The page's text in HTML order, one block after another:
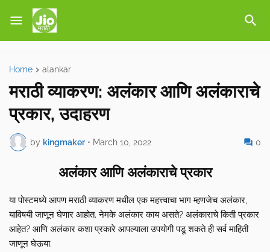
Home alankar
मराठी व्याकरण: अलंकार आणि अलंकाराचे
प्रकार, उदाहरण
by kingmaker • March 10, 2022 0
अलंकार आणि अलंकाराचे प्रकार
या पोस्टमध्ये आपण मराठी व्याकरण मधील एक महत्त्वाचा भाग म्हणजेच अलंकार,
याविषयी जाणून घेणार आहोत. नेमके अलंकार काय असते? अलंकाराचे किती प्रकार
आहेत? आणि अलंकार कशा प्रकारे आपल्याला उपयोगी पडू शकते ही सर्व माहिती
जाणून घेऊया.